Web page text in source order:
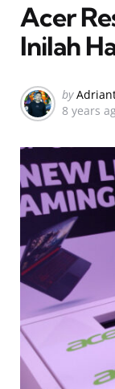
Acer
Inilah
Posted
by
by
8 years